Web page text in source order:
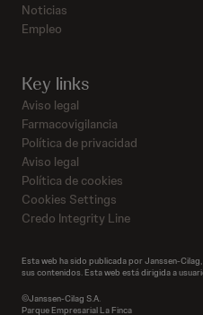
Noticias
Empleo
Key links
Aviso legal
Farmacovigilancia
Política de privacidad
Aviso legal
Política de cookies
Cookies Settings
Credo Integrity Line
Esta web ha sido publicada por Janssen-
sus contenidos. Esta web está dirigida a
©Janssen-Cilag S.A.
Parque Empresarial La Finca